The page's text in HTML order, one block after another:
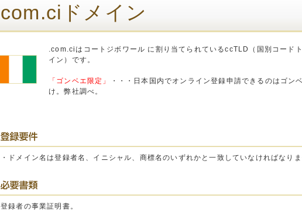
com.ciドメイン
.com.ciはコートジボワール に割り当てられているccTLD（国別コード
イン）です。
「ゴンベエ限定」
・・・日本国内でオンライン登録申請できるのはゴン
け。弊社調べ。
・ドメイン名は登録者名、イニシャル、商標名のいずれかと一致していなければなりま
登録者の事業証明書。